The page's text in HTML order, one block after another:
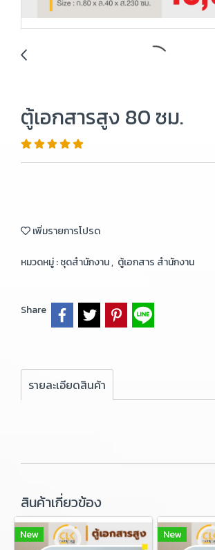
ตู้เอกสารสูง 80 ซม.
เพิ่มรายการโปรด
หมวดหมู่ :ชุดสำนักงาน, ตู้เอกสาร สำนักงาน
Share
รายละเอียดสินค้า
สินค้าเกี่ยวข้อง
New New